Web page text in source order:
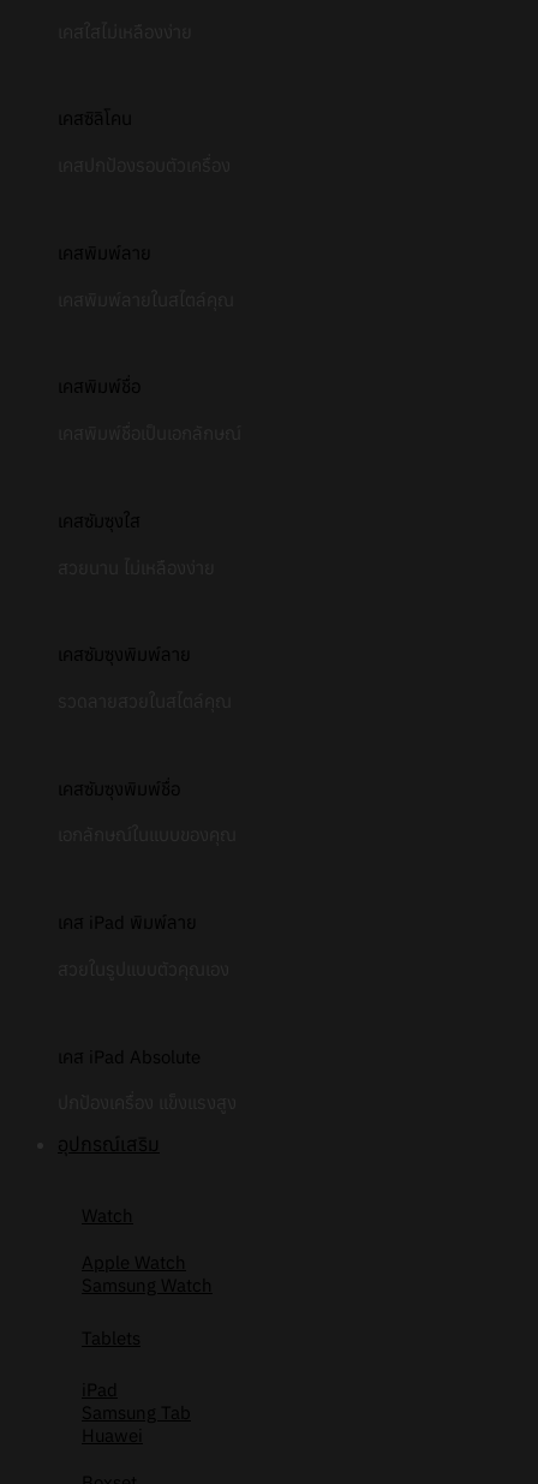
เคสซิลิโคน
เคสพิมพ์ลาย
เคสพิมพ์ชื่อ
เคสซัมซุงใส
เคสซัมซุงพิมพ์ลาย
เคสซัมซุงพิมพ์ชื่อ
เคส iPad พิมพ์ลาย
เคส iPad Absolute
อุปกรณ์เสริม
Watch
Apple Watch
Samsung Watch
Tablets
iPad
Samsung Tab
Huawei